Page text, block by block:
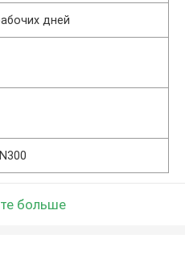
дней
больше